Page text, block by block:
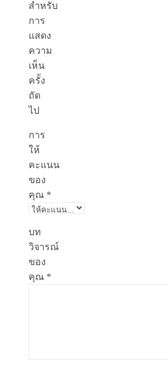
สำหรับ
การ
แสดง
ความ
เห็น
ครั้ง
ถัด
ไป
การ
ให้
คะแนน
ของ
คุณ *
บท
วิจารณ์
ของ
คุณ *